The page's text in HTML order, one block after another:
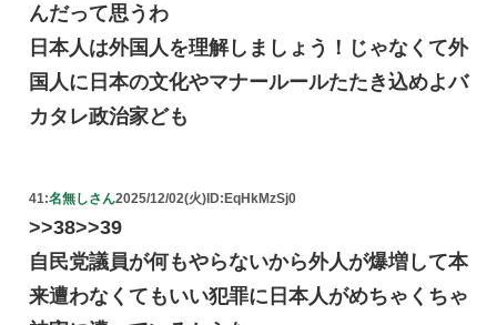
んだって思うわ
日本人は外国人を理解しましょう！じゃなくて外
国人に日本の文化やマナールールたたき込めよバ
カタレ政治家ども
41:名無しさん2025/12/02(火) ID:EqHkMzSj0
>>38>>39
自民党議員が何もやらないから外人が爆増して本
来遭わなくてもいい犯罪に日本人がめちゃくちゃ